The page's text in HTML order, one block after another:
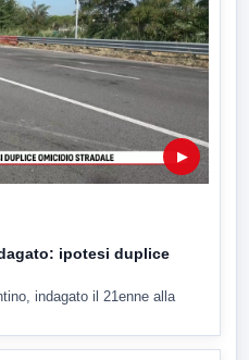
▶
ipotesi duplice
indagato il 21enne alla